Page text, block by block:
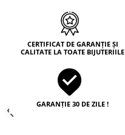
CERTIFICAT DE GARANȚIE ȘI
CALITATE LA TOATE BIJUTERIILE
GARANȚIE 30 DE ZILE !